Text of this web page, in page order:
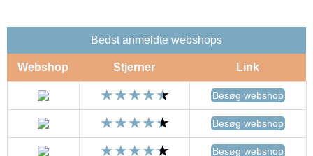
Bedst anmeldte webshops
Webshop Stjerner Link
Besøg webshop
Besøg webshop
Besøg webshop